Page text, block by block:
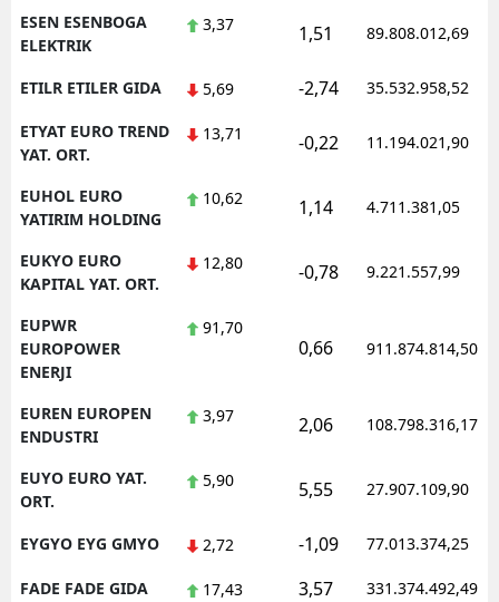
ESEN ESENBOGA
ELEKTRIK
3,37 1,51 89.808.012,69
ETILR ETILER GIDA 5,69 -2,74 35.532.958,52
ETYAT EURO TREND
YAT. ORT.
13,71 -0,22 11.194.021,90
EUHOL EURO
YATIRIM HOLDING
10,62 1,14 4.711.381,05
EUKYO EURO
KAPITAL YAT. ORT.
12,80 -0,78 9.221.557,99
EUPWR
EUROPOWER
ENERJI
91,70
0,66 911.874.814,50
EUREN EUROPEN
ENDUSTRI
3,97 2,06 108.798.316,17
EUYO EURO YAT.
ORT.
5,90 5,55 27.907.109,90
EYGYO EYG GMYO 2,72 -1,09 77.013.374,25
FADE FADE GIDA 17,43 3,57 331.374.492,49